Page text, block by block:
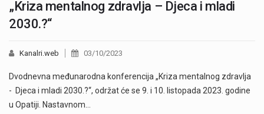
„Kriza mentalnog zdravlja – Djeca i mladi
2030.?“
Kanalri.web 03/10/2023
Dvodnevna međunarodna konferencija „Kriza mentalnog zdravlja
- Djeca i mladi 2030.?“, održat će se 9. i 10. listopada 2023. godine
u Opatiji. Nastavnom…